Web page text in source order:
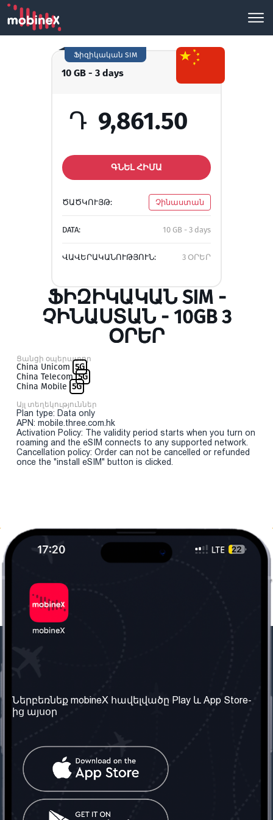
10 GB - 3 days
Ֆիզիկական SIM
Դ 9,861.50
ԳՆԵԼ ՀԻՄԱ
ԾԱԾԿՈՒՅԹ: Չինաստան
DATA: 10 GB - 3 days
ՎԱՎԵՐԱԿԱՆՈՒԹՅՈՒՆ: 3 ՕՐԵՐ
ՖԻԶԻԿԱԿԱՆ SIM -
ՉԻՆԱՍՏԱՆ - 10GB 3
ՕՐԵՐ
Ցանցի օպերատոր
China Unicom 5G
China Telecom 5G
China Mobile 5G
Այլ տեղեկություններ
Plan type: Data only
APN: mobile.three.com.hk
Activation Policy: The validity period starts when you turn on
roaming and the eSIM connects to any supported network.
Cancellation policy: Order can not be cancelled or refunded
once the "install eSIM" button is clicked.
Մեր մասին
Մեր ծառայությունները
Պայմաններ և դրույթներ
Հաճախ տրվող հարցեր
Կապ մեզ հետ
Միացյալ
Տարածել
սոցիալական
ցանցում
Ներբեռնեք mobineX հավելվածը Play և App Store-
ից այսօր